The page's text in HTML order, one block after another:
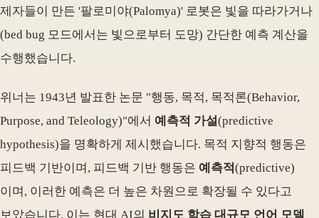
제자들이 만든 '팔로미야(Palomya)' 로봇은 빛을 따라가거나
(bed bug 모드에서는 빛으로부터 도망) 간단한 예측 계산을
수행했습니다.
위너는 1943년 발표한 논문 "행동, 목적, 목적론(Behavior,
Purpose, and Teleology)"에서 예측적 가설 (predictive
hypothesis)을 명확하게 제시했습니다. 목적 지향적 행동은
피드백 기반이며, 피드백 기반 행동은 예측적(predictive)
이며, 이러한 예측은 더 높은 차원으로 확장될 수 있다고
보았습니다. 이는 현대 AI의 비지도 학습 대규모 언어 모델